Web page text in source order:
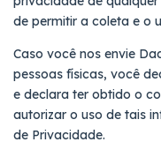
de permitir a coleta e o
Caso você nos envie
pessoas físicas, você
e declara ter obtido o
autorizar o uso de tais
de Privacidade.